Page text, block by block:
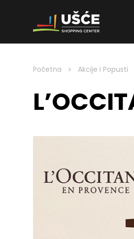
Skip to content
Početna > Akcije i Popusti